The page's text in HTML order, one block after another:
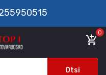
add_shopping_cart
0
Otsi